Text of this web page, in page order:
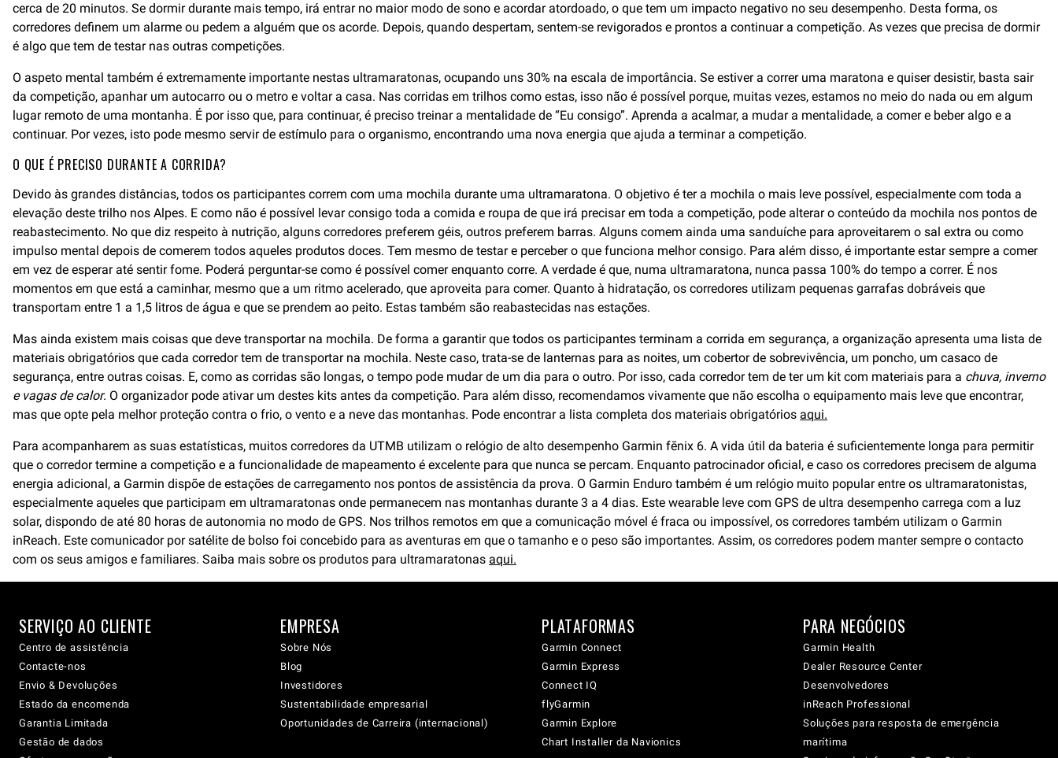
cerca de 20 minutos. Se dormir durante mais tempo, irá entrar no maior modo de sono e acordar atordoado, o que tem um impacto negativo no seu desempenho. Desta forma, os
corredores definem um alarme ou pedem a alguém que os acorde. Depois, quando despertam, sentem-se revigorados e prontos a continuar a competição. As vezes que precisa de dormir
é algo que tem de testar nas outras competições.
O aspeto mental também é extremamente importante nestas ultramaratonas, ocupando uns 30% na escala de importância. Se estiver a correr uma maratona e quiser desistir, basta sair
da competição, apanhar um autocarro ou o metro e voltar a casa. Nas corridas em trilhos como estas, isso não é possível porque, muitas vezes, estamos no meio do nada ou em algum
lugar remoto de uma montanha. É por isso que, para continuar, é preciso treinar a mentalidade de “Eu consigo”. Aprenda a acalmar, a mudar a mentalidade, a comer e beber algo e a
continuar. Por vezes, isto pode mesmo servir de estímulo para o organismo, encontrando uma nova energia que ajuda a terminar a competição.
O QUE É PRECISO DURANTE A CORRIDA?
Devido às grandes distâncias, todos os participantes correm com uma mochila durante uma ultramaratona. O objetivo é ter a mochila o mais leve possível, especialmente com toda a
elevação deste trilho nos Alpes. E como não é possível levar consigo toda a comida e roupa de que irá precisar em toda a competição, pode alterar o conteúdo da mochila nos pontos de
reabastecimento. No que diz respeito à nutrição, alguns corredores preferem géis, outros preferem barras. Alguns comem ainda uma sanduíche para aproveitarem o sal extra ou como
impulso mental depois de comerem todos aqueles produtos doces. Tem mesmo de testar e perceber o que funciona melhor consigo. Para além disso, é importante estar sempre a comer
em vez de esperar até sentir fome. Poderá perguntar-se como é possível comer enquanto corre. A verdade é que, numa ultramaratona, nunca passa 100% do tempo a correr. É nos
momentos em que está a caminhar, mesmo que a um ritmo acelerado, que aproveita para comer. Quanto à hidratação, os corredores utilizam pequenas garrafas dobráveis que
transportam entre 1 a 1,5 litros de água e que se prendem ao peito. Estas também são reabastecidas nas estações.
Mas ainda existem mais coisas que deve transportar na mochila. De forma a garantir que todos os participantes terminam a corrida em segurança, a organização apresenta uma lista de
materiais obrigatórios que cada corredor tem de transportar na mochila. Neste caso, trata-se de lanternas para as noites, um cobertor de sobrevivência, um poncho, um casaco de
segurança, entre outras coisas. E, como as corridas são longas, o tempo pode mudar de um dia para o outro. Por isso, cada corredor tem de ter um kit com materiais para a chuva, inverno
e vagas de calor. O organizador pode ativar um destes kits antes da competição. Para além disso, recomendamos vivamente que não escolha o equipamento mais leve que encontrar,
mas que opte pela melhor proteção contra o frio, o vento e a neve das montanhas. Pode encontrar a lista completa dos materiais obrigatórios aqui.
Para acompanharem as suas estatísticas, muitos corredores da UTMB utilizam o relógio de alto desempenho Garmin fēnix 6. A vida útil da bateria é suficientemente longa para permitir
que o corredor termine a competição e a funcionalidade de mapeamento é excelente para que nunca se percam. Enquanto patrocinador oficial, e caso os corredores precisem de alguma
energia adicional, a Garmin dispõe de estações de carregamento nos pontos de assistência da prova. O Garmin Enduro também é um relógio muito popular entre os ultramaratonistas,
especialmente aqueles que participam em ultramaratonas onde permanecem nas montanhas durante 3 a 4 dias. Este wearable leve com GPS de ultra desempenho carrega com a luz
solar, dispondo de até 80 horas de autonomia no modo de GPS. Nos trilhos remotos em que a comunicação móvel é fraca ou impossível, os corredores também utilizam o Garmin
inReach. Este comunicador por satélite de bolso foi concebido para as aventuras em que o tamanho e o peso são importantes. Assim, os corredores podem manter sempre o contacto
com os seus amigos e familiares. Saiba mais sobre os produtos para ultramaratonas aqui.
SERVIÇO AO CLIENTE
Centro de assistência
Contacte-nos
Envio & Devoluções
Estado da encomenda
Garantia Limitada
Gestão de dados
EMPRESA
Sobre Nós
Blog
Investidores
Sustentabilidade empresarial
Oportunidades de Carreira (internacional)
PLATAFORMAS
Garmin Connect
Garmin Express
Connect IQ
flyGarmin
Garmin Explore
Chart Installer da Navionics
PARA NEGÓCIOS
Garmin Health
Dealer Resource Center
Desenvolvedores
inReach Professional
Soluções para resposta de emergência
marítima